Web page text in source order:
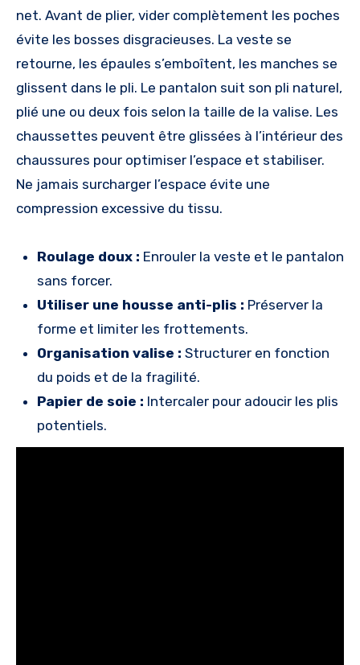
net. Avant de plier, vider complètement les poches
évite les bosses disgracieuses. La veste se
retourne, les épaules s’emboîtent, les manches se
glissent dans le pli. Le pantalon suit son pli naturel,
plié une ou deux fois selon la taille de la valise. Les
chaussettes peuvent être glissées à l’intérieur des
chaussures pour optimiser l’espace et stabiliser.
Ne jamais surcharger l’espace évite une
compression excessive du tissu.
Roulage doux : Enrouler la veste et le pantalon
sans forcer.
Utiliser une housse anti-plis : Préserver la
forme et limiter les frottements.
Organisation valise : Structurer en fonction
du poids et de la fragilité.
Papier de soie : Intercaler pour adoucir les plis
potentiels.